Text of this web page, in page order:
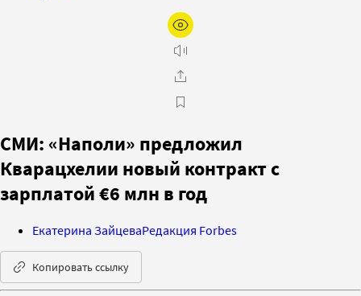
СМИ: «Наполи» предложил
Кварацхелии новый контракт с
зарплатой €6 млн в год
Екатерина ЗайцеваРедакция Forbes
Копировать ссылку